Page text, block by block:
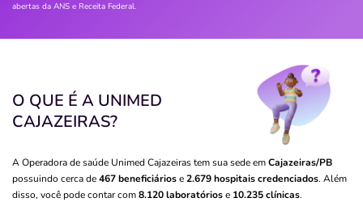
abertas da ANS e Receita Federal.
O QUE É A UNIMED
CAJAZEIRAS?
A Operadora de saúde Unimed Cajazeiras tem sua sede emCajazeiras/PB
possuindo cerca de467 beneficiáriose2.679 hospitais credenciados. Além
disso, você pode contar com8.120 laboratóriose 10.235 clínicas.